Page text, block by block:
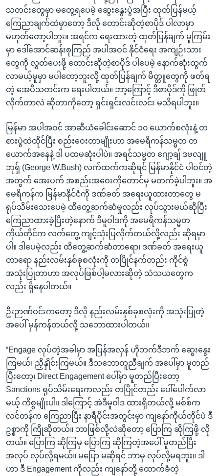
သတင်းတွေမှာ မတွေ့ရပေမဲ့ ဆွေးနွေးပွဲအပြီး ထုတ်ပြန်မယ့်
ကြေညာချက်ထဲမှာတော့ ဒီလို တောင်းဆိုတဲ့စာပိုဒ် ပါလာမှာ
မဟုတ်တော့ပါဘူး။ အရင်က ရေးထားတဲ့ ထုတ်ပြန်ချက် မူကြမ်း
မှာ ဒေါ်အောင်ဆန်းစုကြည် အပါအဝင် နိုင်ငံရေး အကျဉ်းသား
တွေကို လွှတ်ပေးဖို့ တောင်းဆိုတဲ့စာပိုဒ် ပါပေမဲ့ နောက်ဆုံးထွက်
လာမယ့်မူမှာ မပါတော့ဘူးလို့ ထုတ်ပြန်ချက် မိတ္တူတွေကို ဖတ်ရ
တဲ့ အေပီသတင်းက ရေးပါတယ်။ ဘာ့ကြောင့် ဒီစာပိုဒ်ကို ဖြုတ်
လိုက်တာလဲ ဆိုတာကိုတော့ ရှင်းရှင်းလင်းလင်း မသိရပါဘူး။
မြန်မာ အပါအဝင် အာဆီယံခေါင်းဆောင် ၁၀ ယောက်စလုံးနဲ့ တ
စားပွဲထဲထိုင်ပြီး စည်းဝေးတာမျိုးဟာ အမေရိကန်သမ္မတ တ
ယောက်အနေနဲ့ ဒါ ပထမဆုံးပါပဲ။ အရင်သမ္မတ ဂျော့ချ် ဒဗလျူ
ဘုရှ် (George W.Bush) လက်ထက်ကဆိုရင် မြန်မာနိုင်ငံ ပါဝင်တဲ့
အတွက် အေးပက် အစည်းအဝေးကိုတောင်မှ မတက်ခဲ့ပါဘူး။ အ
မေရိကန်က မြန်မာနိုင်ငံကို ဒဏ်ခတ် အရေးယူထားတာတွေ မ
ရုပ်သိမ်းသေးပေမဲ့ ထိတွေ့ဆက်ဆံမှုလည်း လုပ်သွားမယ်ဆိုပြီး
ကြေညာထားခဲ့ပြီးတဲ့နောက် ဒီမူဝါဒကို အမေရိကန်သမ္မတ
ကိုယ်တိုင်က လက်တွေ့ ကျင့်သုံးပြလိုက်တယ်လို့လည်း ဆိုရမှာ
ပါ။ ဒါပေမဲ့လည်း ထိတွေ့ဆက်ဆံတာရော၊ ဒဏ်ခတ် အရေးယူ
တာရော နည်းလမ်းနှစ်ခုစလုံးကို တပြိုင်နက်တည်း ကိုင်စွဲ
အသုံးပြုတာဟာ အလုပ်ဖြစ်ပါ့မလားဆိုတဲ့ သံသယတွေက
လည်း ရှိနေပါတယ်။
ဦးဉာဏ်ဝင်းကတော့ ဒီလို နည်းလမ်းနှစ်ခုစလုံးကို အသုံးပြုတဲ့
အပေါ် မှန်ကန်တယ်လို့ သဘောထားပါတယ်။
“Engage လုပ်တဲ့အခါမှာ အပြန်အလှန် ဟိုဘက်ဒီဘက် ဆွေးနွေး
ကြမယ်၊ ညှိနှိုင်းကြမယ်။ ဒီသဘောတူညီချက် အပေါ်မှာ မူတည်
ပြီးတော့၊ Direct Engagement ပေါ်မှာ မူတည်ပြီးတော့
Sanctions ရုပ်သိမ်းရေးကလည်း တပြိုင်တည်း ပေါ်ပေါက်လာ
မယ့် ကိစ္စမျိုးပါ။ ဒါကြောင့် အဲဒီမူဝါဒ ထားရှိတယ်လို့ မစ်စ်က
လင်တန်က ကြေညာပြီး နာရီပိုင်းအတွင်းမှာ ကျနော်ကိုယ်တိုင်ပဲ ဒီ
ဥစ္စာကို ကြိုဆိုတယ်။ ဘာဖြစ်လို့လဲဆိုတော့ ပြောကြ ဆိုကြဖို့ လို
တယ်။ ပြောကြ ဆိုကြမှ ပြောကြ ဆိုကြတဲ့အပေါ် မူတည်ပြီး
အလုပ် လုပ်လို့ရမယ်။ မပြော မဆိုရင် ဘာမှ လုပ်လို့မရဘူး။ ဒါ
ဟာ ဒီ Engagement ကိုလည်း ကျနော်တို့ ထောက်ခံတဲ့